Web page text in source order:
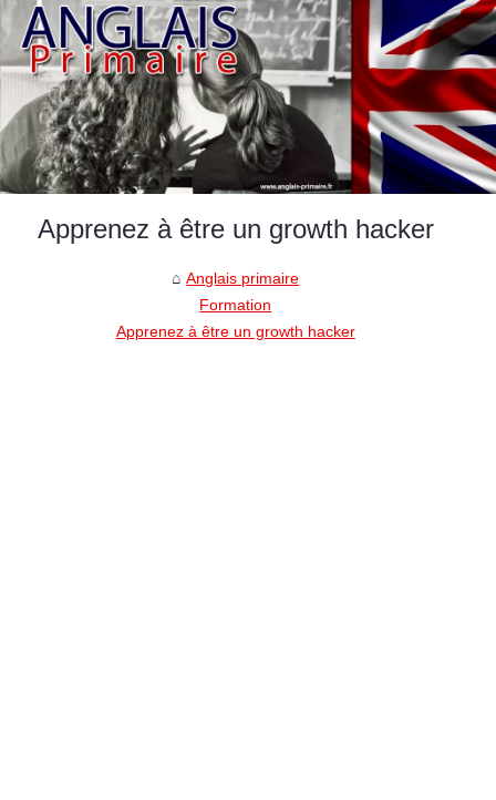
Apprenez à être un growth hacker
Anglais primaire
Formation
Apprenez à être un growth hacker